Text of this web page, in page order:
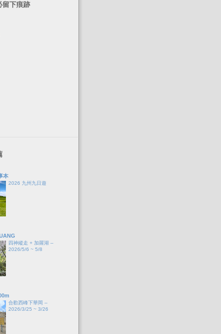
留下痕跡
本
2026 九州九日遊
四神縱走 + 加羅湖 --
2026/5/6 ~ 5/8
合歡西峰下華岡 --
2026/3/25 ~ 3/26